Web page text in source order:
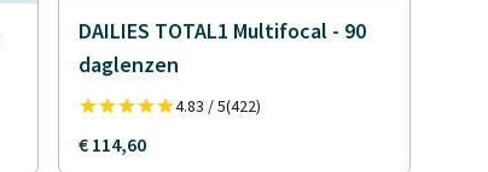
DAILIES TOTAL1 Multifocal - 90
daglenzen
4.83 / 5(422)
€ 114,60